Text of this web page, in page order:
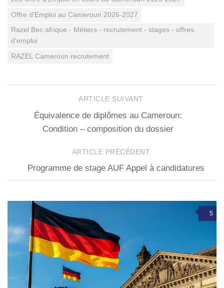
Offre d'Emploi au Cameroun 2026-2027
Razel Bec afrique - Métiers - recrutement - stages - offres
d'emploi
RAZEL Cameroun recrutement
ARTICLE SUIVANT
Équivalence de diplômes au Cameroun:
Condition – composition du dossier
ARTICLE PRÉCÉDENT
Programme de stage AUF Appel à candidatures
5